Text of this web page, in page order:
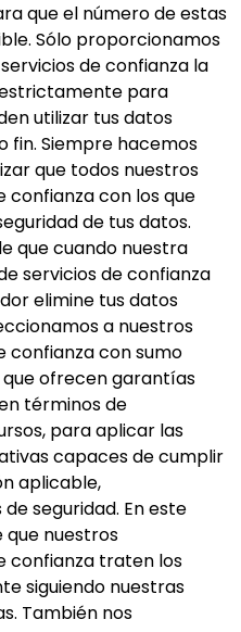
que el número de estas
Sólo proporcionamos
de confianza la
para
utilizar tus datos
fin. Siempre hacemos
que todos nuestros
confianza con los que
de tus datos.
que cuando nuestra
servicios de confianza
elimine tus datos
a nuestros
confianza con sumo
que ofrecen garantías
términos de
para aplicar las
capaces de cumplir
aplicable,
seguridad. En este
que nuestros
confianza traten los
siguiendo nuestras
También nos